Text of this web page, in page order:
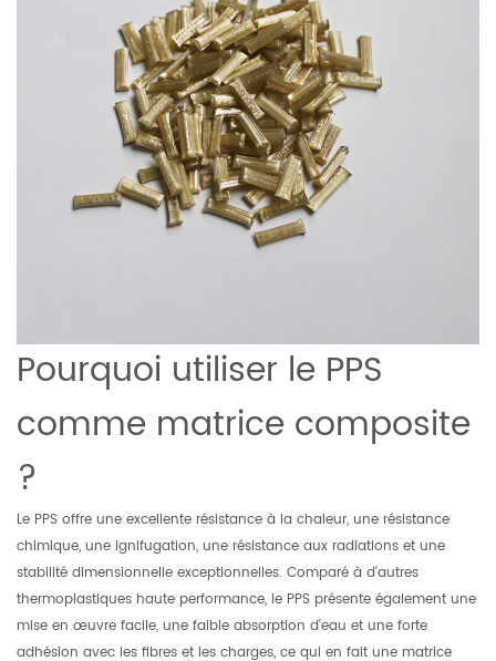
Pourquoi utiliser le PPS
comme matrice composite
?
Le PPS offre une excellente résistance à la chaleur, une résistance
chimique, une ignifugation, une résistance aux radiations et une
stabilité dimensionnelle exceptionnelles. Comparé à d'autres
thermoplastiques haute performance, le PPS présente également une
mise en œuvre facile, une faible absorption d'eau et une forte
adhésion avec les fibres et les charges, ce qui en fait une matrice